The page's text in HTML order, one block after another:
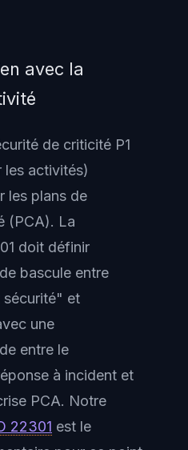
avec la
de criticité P1
les activités)
les plans de
(PCA). La
doit définir
bascule entre
et
une
entre le
à incident et
PCA. Notre
22301 est le